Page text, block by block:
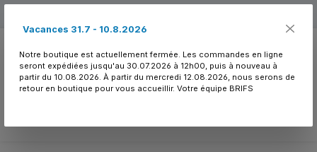
Vacances 31.7 - 10.8.2026
Notre boutique est actuellement fermée. Les commandes en ligne
seront expédiées jusqu'au 30.07.2026 à 12h00, puis à nouveau à
partir du 10.08.2026. À partir du mercredi 12.08.2026, nous serons de
retour en boutique pour vous accueillir. Votre équipe BRIFS